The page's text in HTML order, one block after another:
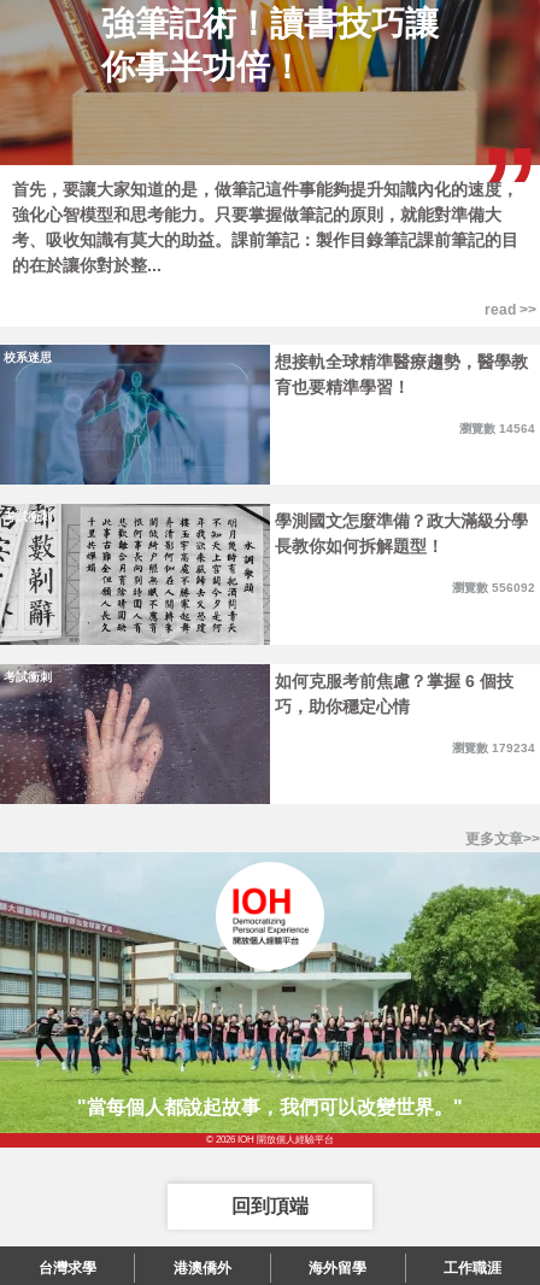
台灣求學 港澳僑外 海外留學 工作職涯
強筆記術！讀書技巧讓
你事半功倍！
首先，要讓大家知道的是，做筆記這件事能夠提升知識內化的速度，
強化心智模型和思考能力。只要掌握做筆記的原則，就能對準備大
考、吸收知識有莫大的助益。課前筆記：製作目錄筆記課前筆記的目
的在於讓你對於整...
read >>
校系迷思
想接軌全球精準醫療趨勢，醫學教
育也要精準學習！
瀏覽數 14564
考試衝刺
學測國文怎麼準備？政大滿級分學
長教你如何拆解題型！
瀏覽數 556092
考試衝刺
如何克服考前焦慮？掌握 6 個技
巧，助你穩定心情
瀏覽數 179234
更多文章>>
"當每個人都說起故事，我們可以改變世界。"
© 2026 IOH 開放個人經驗平台
回到頂端